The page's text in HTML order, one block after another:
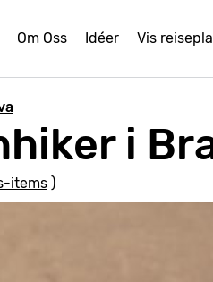
Om Oss Idéer Vis
i
items )